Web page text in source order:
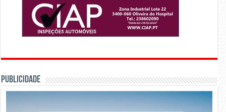
PUBLICIDADE